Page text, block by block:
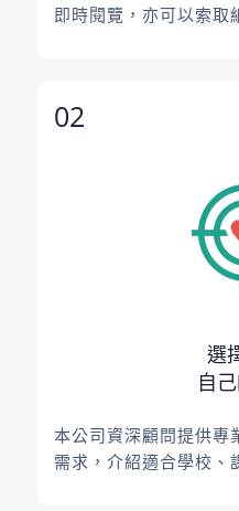
即時閱覽，亦可以索取
02
選
自
本公司資深顧問提供專
需求，介紹適合學校、